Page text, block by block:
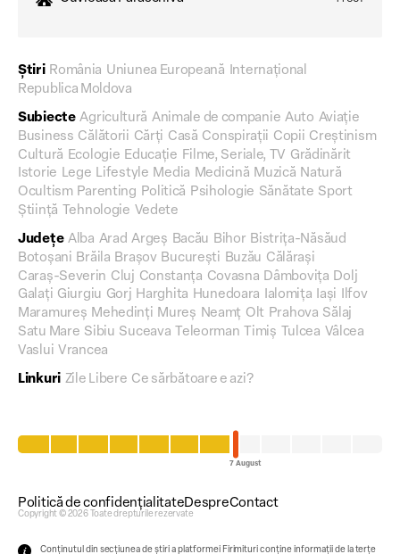
Știri România Uniunea Europeană Internațional
Republica Moldova
Subiecte Agricultură Animale de companie Auto Aviație
Business Călătorii Cărți Casă Conspirații Copii Creștinism
Cultură Ecologie Educație Filme, Seriale, TV Grădinărit
Istorie Lege Lifestyle Media Medicină Muzică Natură
Ocultism Parenting Politică Psihologie Sănătate Sport
Știință
Tehnologie Vedete
Județe Alba Arad Argeș Bacău Bihor Bistrița-Năsăud
Botoșani Brăila Brașov București Buzău Călărași
Caraș-Severin Cluj Constanța Covasna Dâmbovița Dolj
Galați Giurgiu Gorj Harghita Hunedoara Ialomița Iași Ilfov
Maramureș Mehedinți Mureș Neamț Olt Prahova Sălaj
Satu Mare Sibiu Suceava Teleorman Timiș Tulcea Vâlcea
Vaslui Vrancea
Linkuri Zile Libere Ce sărbătoare e azi?
Politică de confidențialitateDespreContact
Copyright © 2026 Toate drepturile rezervate
Conținutul din secțiunea de știri a platformei Firimituri conține informații de la terțe